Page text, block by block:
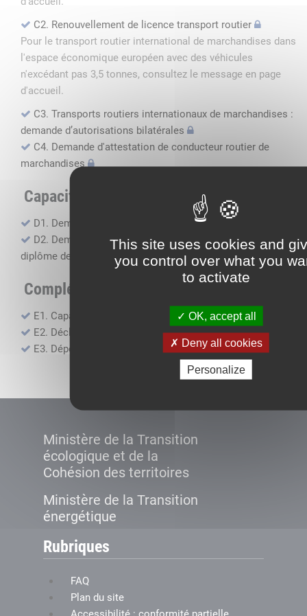
This site uses cookies and
you control over what you
to activate
OK, accept all
Deny all cookies
Personalize
C2. Renouvellement de licence transport routier
Pour le transport routier international de marchandises dans
l'espace économique européen avec des véhicules
n'excédant pas 3,5 tonnes, consultez le message en page
d'accueil.
C3. Transports routiers internationaux de marchandises :
demande d’autorisations bilatérales
C4. Demande d'attestation de conducteur routier de
marchandises
Capacité professionnelle
D1. Demande d’attestation de capacité professionnelle
D2. Demande de certificat attestant l'obtention du
diplôme de capacité professionnelle
Compléments, suivi financier
E1. Capacité financière
E2. Déclaration de sous-traitance
E3. Dépôt des comptes annuels
Ministère de la Transition
écologique et de la
Cohésion des territoires
Ministère de la Transition
énergétique
Rubriques
FAQ
Plan du site